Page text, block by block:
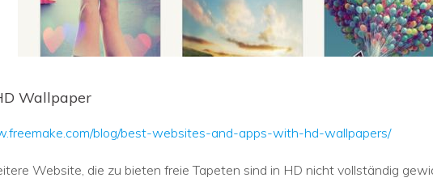
Wallpaper
blog/best-websites-and-apps-with-hd-wallpapers/
Website, die zu bieten freie Tapeten sind in HD nicht vollständig